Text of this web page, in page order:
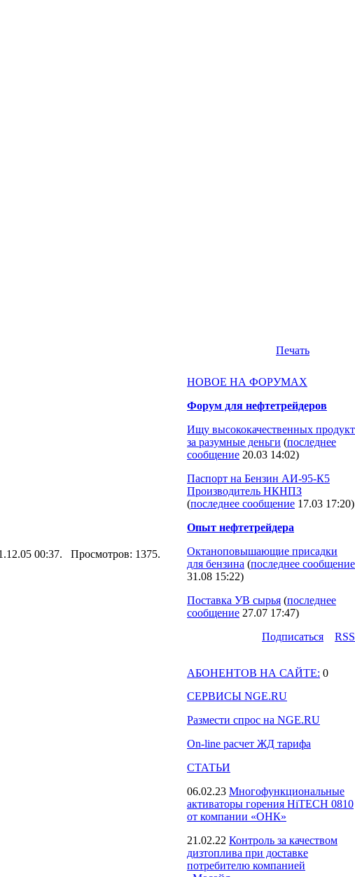
Печать
00:37. Просмотров: 1375.
НОВОЕ НА ФОРУМАХ
Форум для нефтетрейдеров
Ищу высококачественных продукт
за разумные деньги (последнее
сообщение 20.03 14:02)
Паспорт на Бензин АИ-95-К5
Производитель НКНПЗ
(последнее сообщение 17.03 17:20)
Опыт нефтетрейдера
Октаноповышающие присадки
для бензина (последнее сообщение
31.08 15:22)
Поставка УВ сырья (последнее
сообщение 27.07 17:47)
Подпиcаться
RSS
АБОНЕНТОВ НА САЙТЕ: 0
СЕРВИСЫ NGE.RU
Размести спрос на NGE.RU
On-line расчет ЖД тарифа
СТАТЬИ
06.02.23 Многофункциональные
активаторы горения HiTECH 0810
от компании «ОНК»
21.02.22 Контроль за качеством
дизтоплива при доставке
потребителю компанией